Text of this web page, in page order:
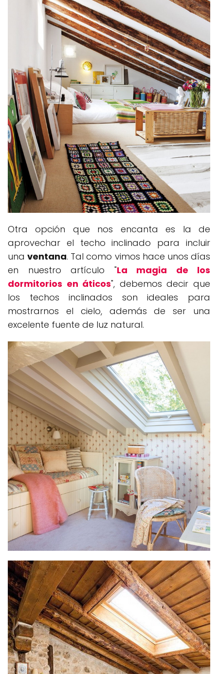
Otra opción que nos encanta es la de
aprovechar el techo inclinado para incluir
unaventana. Tal como vimos hace unos días
en nuestro artículo "La magia de los
dormitorios en áticos", debemos decir que
los techos inclinados son ideales para
mostrarnos el cielo, además de ser una
excelente fuente de luz natural.